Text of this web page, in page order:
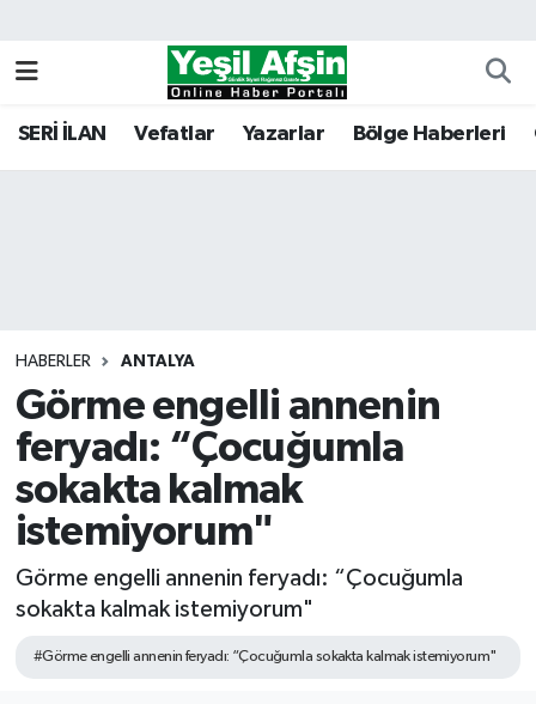
SERİ İLAN Vefatlar Yazarlar Bölge Haberleri
HABERLER ANTALYA
Görme engelli annenin
feryadı: “Çocuğumla
sokakta kalmak
istemiyorum"
Görme engelli annenin feryadı: “Çocuğumla
sokakta kalmak istemiyorum"
#Görme engelli annenin feryadı: “Çocuğumla sokakta kalmak istemiyorum"
Kahramanmaraş Nöbetçi Eczaneler
Tüm Manşetler
Son Dakika Haberleri
Haber Arşivi